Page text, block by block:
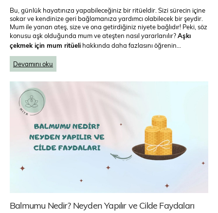
Bu, günlük hayatınıza yapabileceğiniz bir ritüeldir. Sizi sürecin içine
sokar ve kendinize geri bağlamanıza yardımcı olabilecek bir şeydir.
Mum ile yanan ateş, size ve ona getirdiğiniz niyete bağlıdır! Peki, söz
konusu aşk olduğunda mum ve ateşten nasıl yararlanılır?Aşkı
çekmek için mum ritüeli hakkında daha fazlasını öğrenin…
Devamını oku
Balmumu Nedir? Neyden Yapılır ve Cilde Faydaları